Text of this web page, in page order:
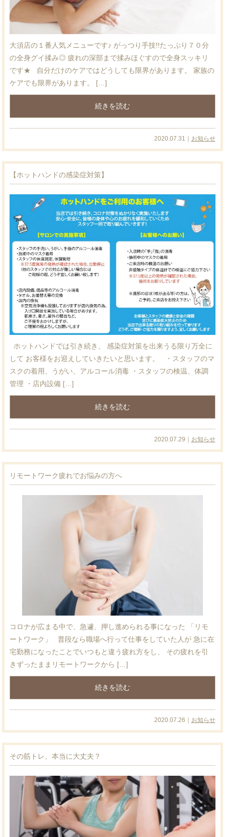
大須店の１番人気メニューです♪ がっつり手技!!たっぷり７０分
の全身グイ揉み◎ 疲れの深部まで揉みほぐすので全身スッキリ
です★ 自分だけのケアではどうしても限界があります。 家族の
ケアでも限界があります。 […]
続きを読む
2020.07.31｜ お知らせ
【ホットハンドの感染症対策】
ホットハンドでは引き続き、 感染症対策を出来うる限り万全に
して お客様をお迎えしていきたいと思います。 ・スタッフのマ
スクの着用、うがい、アルコール消毒 ・スタッフの検温、体調
管理 ・店内設備 […]
続きを読む
2020.07.29｜ お知らせ
リモートワーク疲れでお悩みの方へ
コロナが広まる中で、急遽、押し進められる事になった 「リモ
ートワーク」 普段なら職場へ行って仕事をしていた人が 急に在
宅勤務になったことでいつもと違う疲れ方をし、 その疲れを引
きずったままリモートワークから […]
続きを読む
2020.07.26｜ お知らせ
その筋トレ、本当に大丈夫？